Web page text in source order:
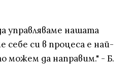
управляваме нашата
себе си в процеса е най-
можем да направим." - Б.